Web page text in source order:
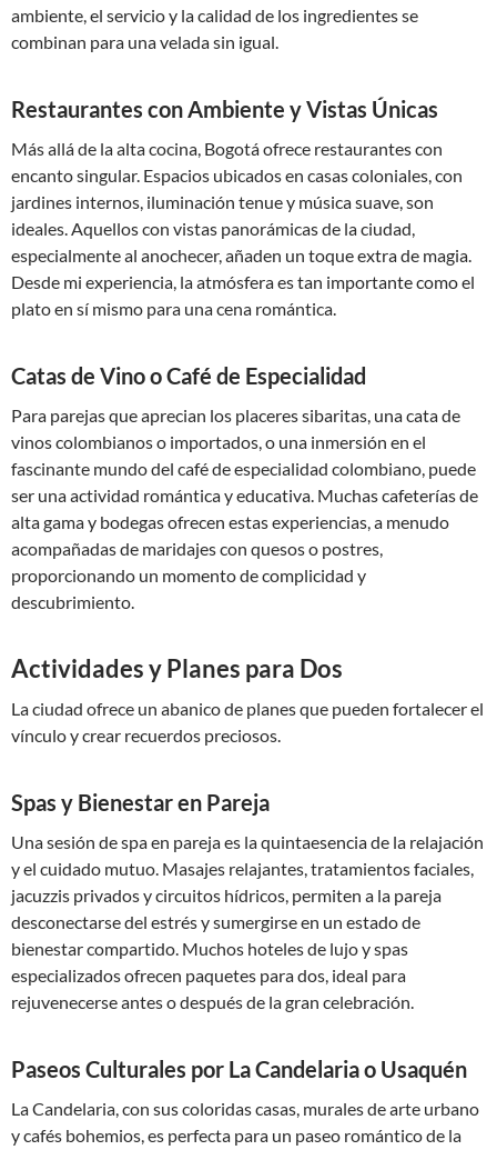
ambiente, el servicio y la calidad de los ingredientes se
combinan para una velada sin igual.
Restaurantes con Ambiente y Vistas Únicas
Más allá de la alta cocina, Bogotá ofrece restaurantes con
encanto singular. Espacios ubicados en casas coloniales, con
jardines internos, iluminación tenue y música suave, son
ideales. Aquellos con vistas panorámicas de la ciudad,
especialmente al anochecer, añaden un toque extra de magia.
Desde mi experiencia, la atmósfera es tan importante como el
plato en sí mismo para una cena romántica.
Catas de Vino o Café de Especialidad
Para parejas que aprecian los placeres sibaritas, una cata de
vinos colombianos o importados, o una inmersión en el
fascinante mundo del café de especialidad colombiano, puede
ser una actividad romántica y educativa. Muchas cafeterías de
alta gama y bodegas ofrecen estas experiencias, a menudo
acompañadas de maridajes con quesos o postres,
proporcionando un momento de complicidad y
descubrimiento.
Actividades y Planes para Dos
La ciudad ofrece un abanico de planes que pueden fortalecer el
vínculo y crear recuerdos preciosos.
Spas y Bienestar en Pareja
Una sesión de spa en pareja es la quintaesencia de la relajación
y el cuidado mutuo. Masajes relajantes, tratamientos faciales,
jacuzzis privados y circuitos hídricos, permiten a la pareja
desconectarse del estrés y sumergirse en un estado de
bienestar compartido. Muchos hoteles de lujo y spas
especializados ofrecen paquetes para dos, ideal para
rejuvenecerse antes o después de la gran celebración.
Paseos Culturales por La Candelaria o Usaquén
La Candelaria, con sus coloridas casas, murales de arte urbano
y cafés bohemios, es perfecta para un paseo romántico de la